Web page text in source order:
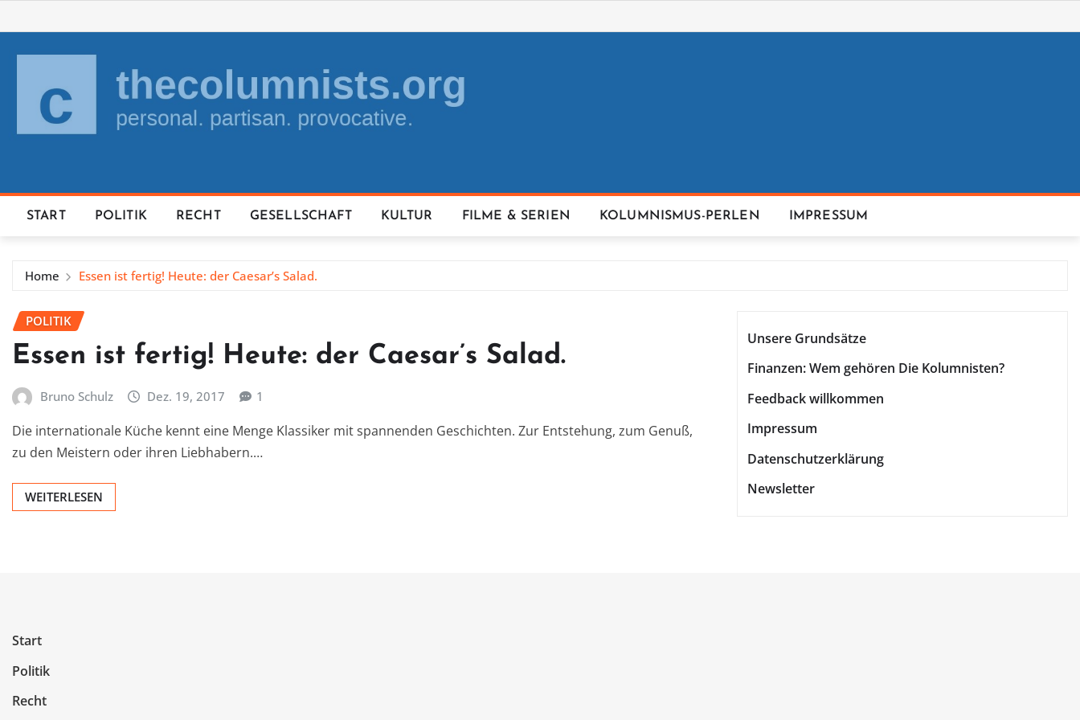
to
content
START POLITIK RECHT GESELLSCHAFT KULTUR FILME & SERIEN KOLUMNISMUS-PERLEN IMPRESSUM
Home Essen ist fertig! Heute: der Caesar’s Salad.
POLITIK
Essen ist fertig! Heute: der Caesar’s Salad.
Bruno Schulz Dez. 19, 2017 1
Die internationale Küche kennt eine Menge Klassiker mit spannenden Geschichten. Zur Entstehung, zum Genuß,
zu den Meistern oder ihren Liebhabern.…
WEITERLESEN
Unsere Grundsätze
Finanzen: Wem gehören Die Kolumnisten?
Feedback willkommen
Impressum
Datenschutzerklärung
Newsletter
Start
Politik
Recht